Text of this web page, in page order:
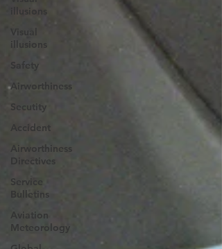
illusions
Visual
illusions
Safety
Airworthiness
Secutity
Accident
Airworthiness
Directives
Service
Bulletins
Aviation
Meteorology